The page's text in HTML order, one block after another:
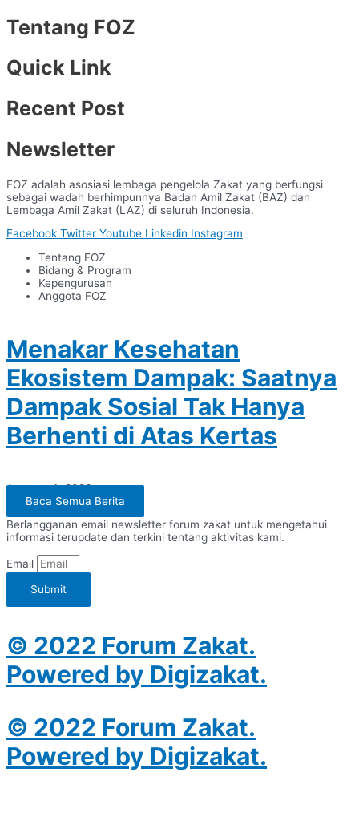
Tentang FOZ
Quick Link
Recent Post
Newsletter
FOZ adalah asosiasi lembaga pengelola Zakat yang berfungsi
sebagai wadah berhimpunnya Badan Amil Zakat (BAZ) dan
Lembaga Amil Zakat (LAZ) di seluruh Indonesia.
Facebook Twitter Youtube Linkedin Instagram
Tentang FOZ
Bidang & Program
Kepengurusan
Anggota FOZ
Menakar Kesehatan
Ekosistem Dampak: Saatnya
Dampak Sosial Tak Hanya
Berhenti di Atas Kertas
Agustus 4, 2026
Baca Semua Berita
Berlangganan email newsletter forum zakat untuk mengetahui
informasi terupdate dan terkini tentang aktivitas kami.
Email
Submit
© 2022 Forum Zakat.
Powered by Digizakat.
© 2022 Forum Zakat.
Powered by Digizakat.